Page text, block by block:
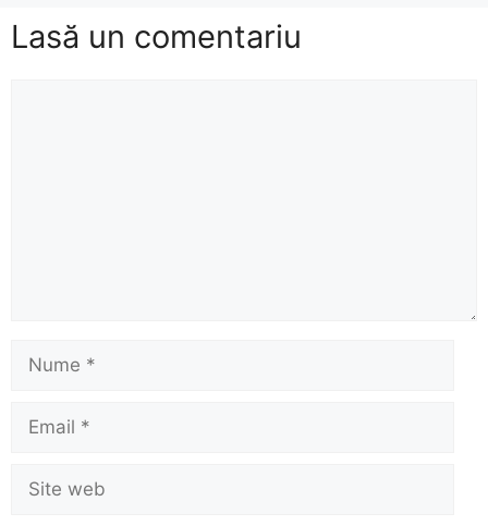
Lasă un comentariu
web